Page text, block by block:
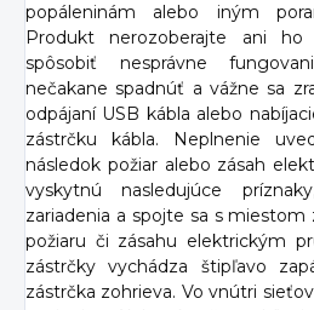
popáleninám alebo iným
Produkt nerozoberajte ani
spôsobiť nesprávne
nečakane spadnúť a vážne sa
odpájaní USB kábla alebo
zástrčku kábla. Neplnenie
následok požiar alebo zásah
vyskytnú nasledujúce
zariadenia a spojte sa s
požiaru či zásahu elektrickým
zástrčky vychádza štipľavo
zástrčka zohrieva. Vo vnútri